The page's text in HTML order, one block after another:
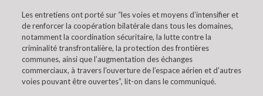
Les entretiens ont porté sur “les voies et moyens d’intensifier et
de renforcer la coopération bilatérale dans tous les domaines,
notamment la coordination sécuritaire, la lutte contre la
criminalité transfrontalière, la protection des frontières
communes, ainsi que l’augmentation des échanges
commerciaux, à travers l’ouverture de l’espace aérien et d’autres
voies pouvant être ouvertes”, lit-on dans le communiqué.